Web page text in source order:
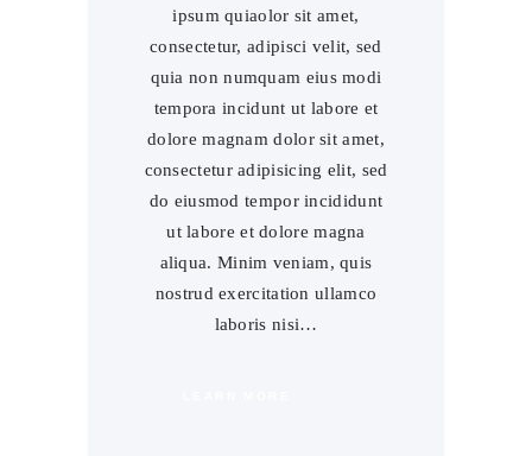
ipsum quiaolor sit amet,
consectetur, adipisci velit, sed
quia non numquam eius modi
tempora incidunt ut labore et
dolore magnam dolor sit amet,
consectetur adipisicing elit, sed
do eiusmod tempor incididunt
ut labore et dolore magna
aliqua. Minim veniam, quis
nostrud exercitation ullamco
laboris nisi…